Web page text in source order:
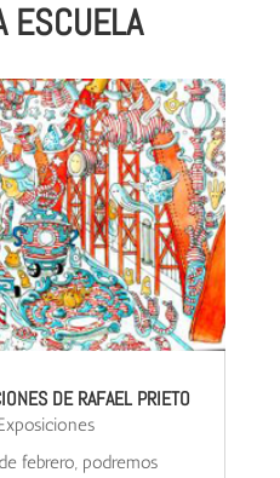
ESCUELA
DE RAFAEL PRIETO
febrero, podremos